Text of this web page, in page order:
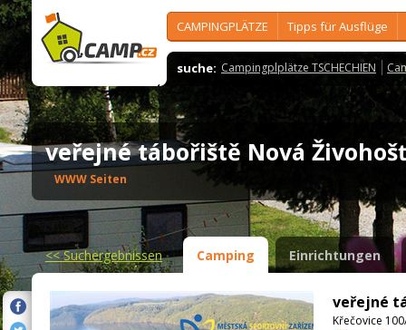
CAMPINGPLÄTZE Tipps für Ausflüge
suche: Campingplplätze TSCHECHIEN
veřejné tábořiště Nová
WWW Seiten
<<Suchergebnissen Camping Einrichtungen
veřejné
Křečovice